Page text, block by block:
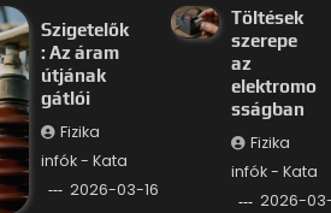
Szigetelők
: Az áram
útjának
gátlói
Fizika
infók - Kata
2026-03-16
Töltések
szerepe
az
elektromo
sságban
Fizika
infók - Kata
2026-